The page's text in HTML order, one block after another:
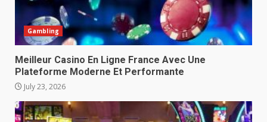
Gambling
Meilleur Casino En Ligne France Avec Une
Plateforme Moderne Et Performante
July 23, 2026